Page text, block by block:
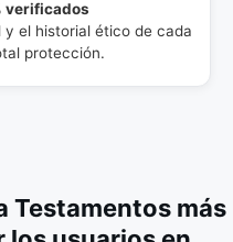
verificados
el historial ético de cada
protección.
Testamentos más